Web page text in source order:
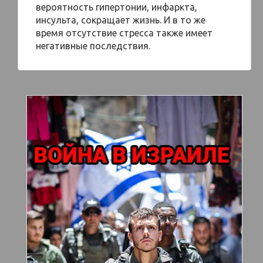
вероятность гипертонии, инфаркта,
инсульта, сокращает жизнь. И в то же
время отсутствие стресса также имеет
негативные последствия.